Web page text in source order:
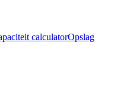
calculatorOpslag